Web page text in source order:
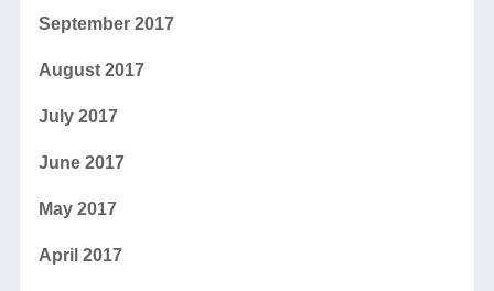
September 2017
August 2017
July 2017
June 2017
May 2017
April 2017